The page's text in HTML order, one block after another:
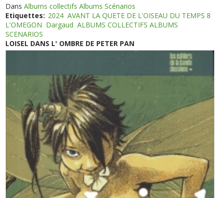
DansAlbums collectifs Albums Scénarios
Etiquettes: 2024 AVANT LA QUETE DE L'OISEAU DU TEMPS 8
L'OMEGON Dargaud ALBUMS COLLECTIFS ALBUMS
SCENARIOS
LOISEL DANS L' OMBRE DE PETER PAN